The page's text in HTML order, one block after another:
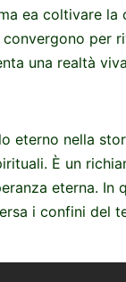
ea coltivare la
per
una realtà
eterno nella
È un
eterna.
i confini del